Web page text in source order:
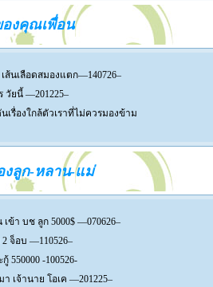
องคุณเพื่อน
ส้นเลือดสมองแตก—140726–
วัยนี้ —201225–
เรื่องใกล้ตัวเราที่ไม่ควรมองข้าม
งลูก-หลาน-แม่
เข้า บช ลูก 5000$ —070626–
จ็อบ —110526–
550000 -100526-
า เจ้านาย โอเค —201225–